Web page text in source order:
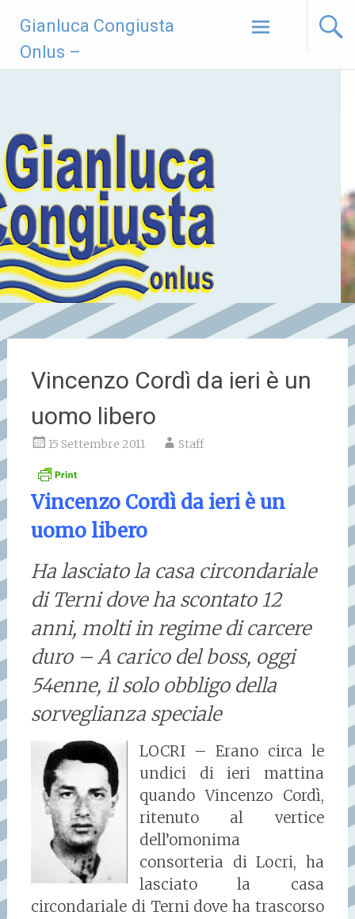
contenuto
Gianluca Congiusta
Onlus –
Vincenzo Cordì da ieri è un
uomo libero
15 Settembre 2011 Staff
Vincenzo Cordì da ieri è un
uomo libero
Ha lasciato la casa circondariale
di Terni dove ha scontato 12
anni, molti in regime di carcere
duro – A carico del boss, oggi
54enne, il solo obbligo della
sorveglianza speciale
LOCRI – Erano circa le
undici di ieri mattina
quando Vincenzo Cordì,
ritenuto al vertice
dell’omonima
consorteria di Locri, ha
lasciato la casa
circondariale di Terni dove ha trascorso